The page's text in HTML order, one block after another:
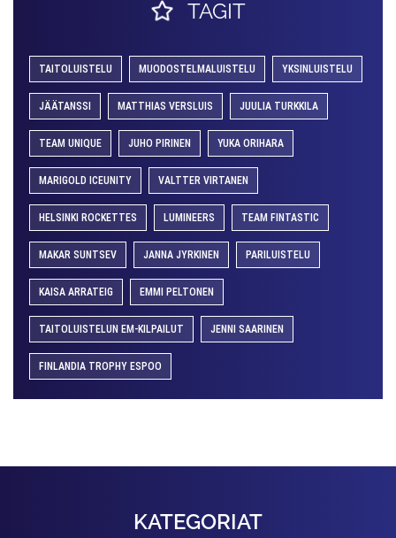
TAGIT
TAITOLUISTELU MUODOSTELMALUISTELU YKSINLUISTELU
JÄÄTANSSI MATTHIAS VERSLUIS JUULIA TURKKILA
TEAM UNIQUE JUHO PIRINEN YUKA ORIHARA
MARIGOLD ICEUNITY VALTTER VIRTANEN
HELSINKI ROCKETTES LUMINEERS TEAM FINTASTIC
MAKAR SUNTSEV JANNA JYRKINEN PARILUISTELU
KAISA ARRATEIG EMMI PELTONEN
TAITOLUISTELUN EM-KILPAILUT JENNI SAARINEN
FINLANDIA TROPHY ESPOO
KATEGORIAT